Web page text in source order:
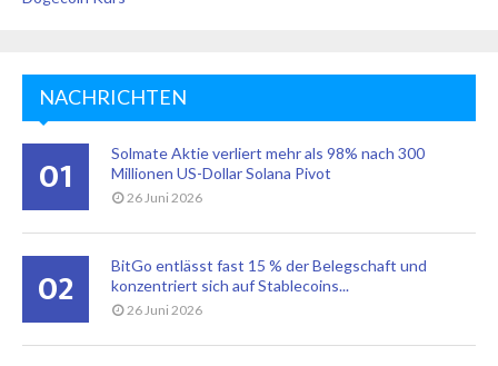
NACHRICHTEN
01
Solmate Aktie verliert mehr als 98% nach 300
Millionen US-Dollar Solana Pivot
26 Juni 2026
02
BitGo entlässt fast 15 % der Belegschaft und
konzentriert sich auf Stablecoins...
26 Juni 2026